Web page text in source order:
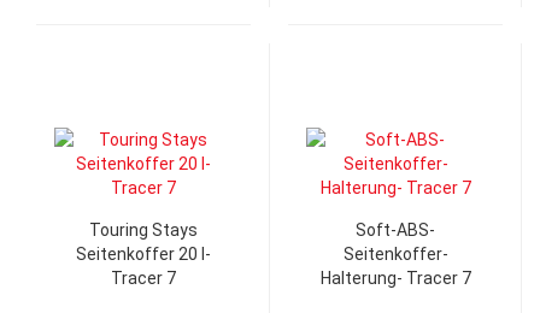
Touring Stays
Seitenkoffer 20 l-
Tracer 7
Soft-ABS-
Seitenkoffer-
Halterung- Tracer 7